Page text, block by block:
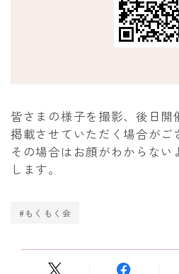
皆さまの様子を撮影、後日開
掲載させていただく場合がご
その場合はお顔がわからない
します。
#もくもく会